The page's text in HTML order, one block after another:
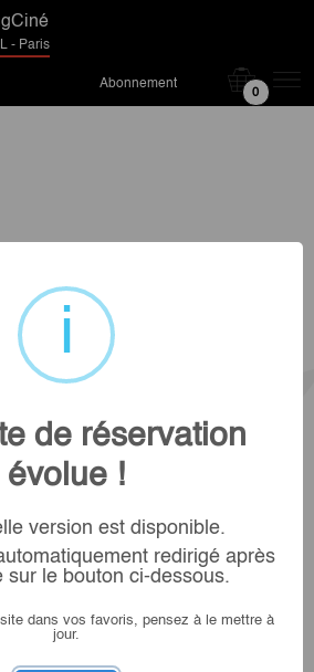
- Paris
Abonnement
0
de réservation
évolue !
version est disponible.
redirigé après
sur le bouton ci-dessous.
dans vos favoris, pensez à le mettre à
jour.